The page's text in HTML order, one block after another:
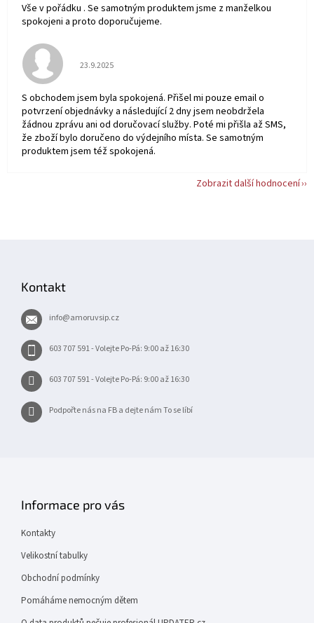
Vše v pořádku . Se samotným produktem jsme z manželkou
spokojeni a proto doporučujeme.
Hodnocení obchodu je 5 z 5 hvězdiček.
23.9.2025
S obchodem jsem byla spokojená. Přišel mi pouze email o
potvrzení objednávky a následující 2 dny jsem neobdržela
žádnou zprávu ani od doručovací služby. Poté mi přišla až SMS,
že zboží bylo doručeno do výdejního místa. Se samotným
produktem jsem též spokojená.
Zobrazit další hodnocení
Kontakt
info@amoruvsip.cz
603 707 591 - Volejte Po-Pá: 9:00 až 16:30
603 707 591 - Volejte Po-Pá: 9:00 až 16:30
Podpořte nás na FB a dejte nám To se líbí
Informace pro vás
Kontakty
Velikostní tabulky
Obchodní podmínky
Pomáháme nemocným dětem